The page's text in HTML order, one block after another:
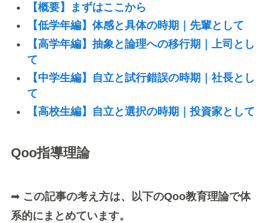
【概要】まずはここから
【低学年編】体感と具体の時期｜先輩として
【高学年編】抽象と論理への移行期｜上司とし
て
【中学生編】自立と試行錯誤の時期｜社長とし
て
【高校生編】自立と選択の時期｜投資家として
Qoo指導理論
➡ この記事の考え方は、以下のQoo教育理論で体
系的にまとめています。